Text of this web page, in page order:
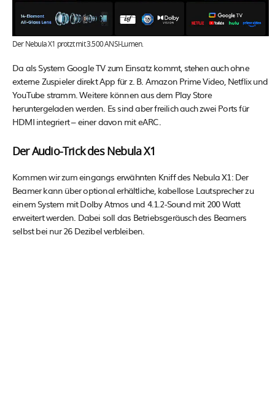
Der Nebula X1 protzt mit 3.500 ANSI-Lumen.
Da als System Google TV zum Einsatz kommt, stehen auch ohne
externe Zuspieler direkt App für z. B. Amazon Prime Video, Netflix und
YouTube stramm. Weitere können aus dem Play Store
heruntergeladen werden. Es sind aber freilich auch zwei Ports für
HDMI integriert – einer davon mit eARC.
Der Audio-Trick des Nebula X1
Kommen wir zum eingangs erwähnten Kniff des Nebula X1: Der
Beamer kann über optional erhältliche, kabellose Lautsprecher zu
einem System mit Dolby Atmos und 4.1.2-Sound mit 200 Watt
erweitert werden. Dabei soll das Betriebsgeräusch des Beamers
selbst bei nur 26 Dezibel verbleiben.